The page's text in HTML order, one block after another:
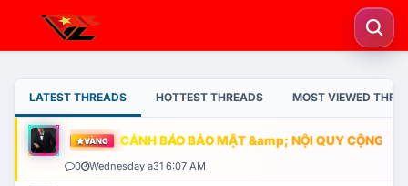
LATEST THREADS HOTTEST THREADS MOST VIEWED
VÀNG CẢNH BÁO BẢO MẬT &amp; NỘI QUY CỘNG
0 Wednesday a31 6:07 AM